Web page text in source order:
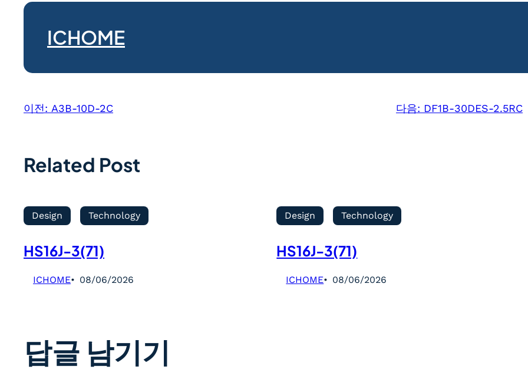
ICHOME
이전: A3B-10D-2C 다음: DF1B-30DES-2.5RC
Related Post
Design Technology
HS16J-3(71)
ICHOME 08/06/2026
Design Technology
HS16J-3(71)
ICHOME 08/06/2026
답글 남기기